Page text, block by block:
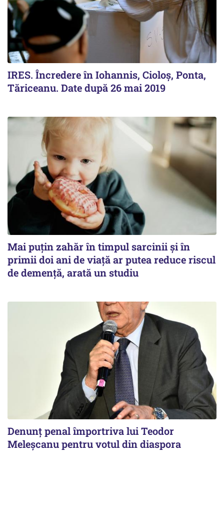
IRES. Încredere în Iohannis, Cioloș, Ponta,
Tăriceanu. Date după 26 mai 2019
Mai puțin zahăr în timpul sarcinii și în
primii doi ani de viață ar putea reduce riscul
de demență, arată un studiu
Denunț penal împortriva lui Teodor
Meleșcanu pentru votul din diaspora